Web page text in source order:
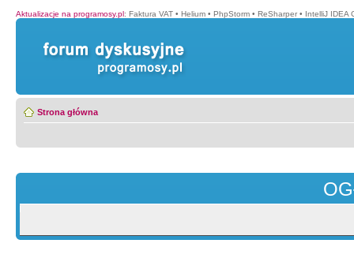
Aktualizacje na programosy.pl: Faktura VAT • Helium • PhpStorm • ReSharper • IntelliJ IDEA
Strona główna